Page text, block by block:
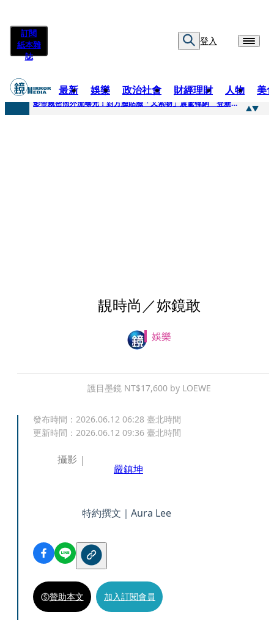
訂閱
紙本雜
誌
登入
最新 娛樂 政治社會 財經理財 人物 美
快訊
影帝親密照外流曝光！對方臉貼臉「又索吻」震驚韓網 登新聞熱搜第一
靚時尚／妳鏡敢
娛樂
護目墨鏡 NT$17,600 by LOEWE
發布時間： 2026.06.12 06:28 臺北時間
更新時間： 2026.06.12 09:36 臺北時間
攝影
嚴鎮坤
特約撰文｜Aura Lee
贊助本文 加入訂閱會員